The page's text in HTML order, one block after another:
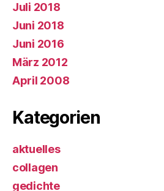
Juli 2018
Juni 2018
Juni 2016
März 2012
April 2008
Kategorien
aktuelles
collagen
gedichte